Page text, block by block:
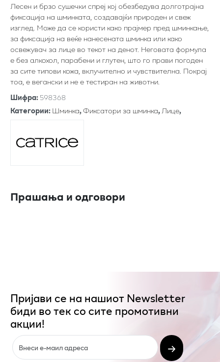
Лесен и брзо сушечки спреј кој обезбедува долготрајна
фиксација на шминката, создавајќи природен и свеж
изглед. Може да се користи како прајмер пред шминкање,
за фиксација на веќе нанесената шминка или како
освежувач за лице во текот на денот. Неговата формула
е без алкохол, парабени и глутен, што го прави погоден
за сите типови кожа, вклучително и чувствителна. Покрај
тоа, е вегански и не е тестиран на животни.
Шифра:598368
Категории:Шминка,Фиксатори за шминка,Лице,
Прашања и одговори
Пријави се на нашиот Newsletter
биди во тек со сите промотивни
акции!